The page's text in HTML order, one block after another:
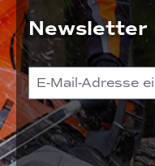
Newsletter